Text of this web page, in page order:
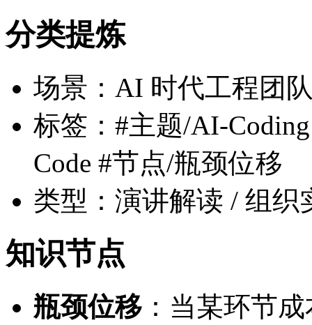
分类提炼
场景：AI 时代工程团
标签：#主题/AI-
Code #节点/瓶颈位移
类型：演讲解读 / 组织
知识节点
瓶颈位移 ：当某环节